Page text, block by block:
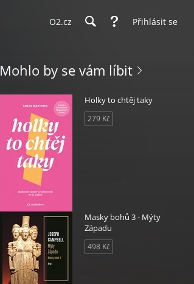
O2.cz Přihlásit se
Mohlo by se vám líbit
Holky to chtěj taky
279 Kč
Masky bohů 3 - Mýty
Západu
498 Kč